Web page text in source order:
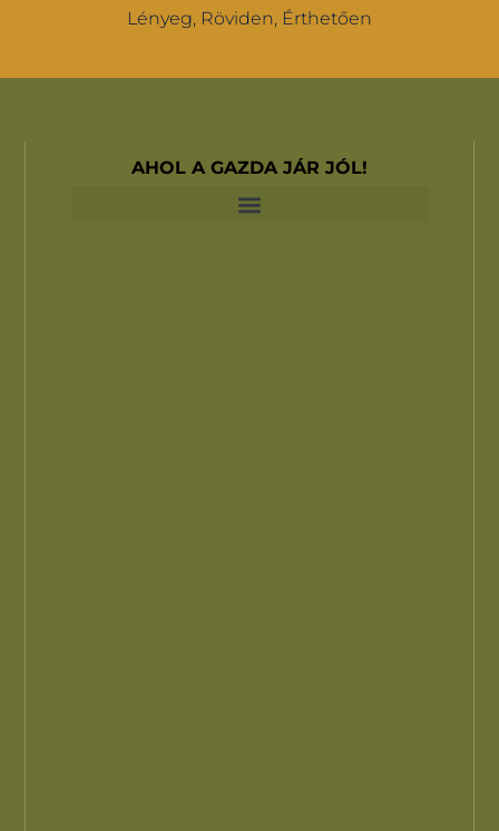
Lényeg, Röviden, Érthetően
AHOL A GAZDA JÁR JÓL!